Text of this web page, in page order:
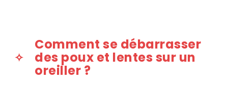
Comment se débarrasser
des poux et lentes sur un
oreiller ?